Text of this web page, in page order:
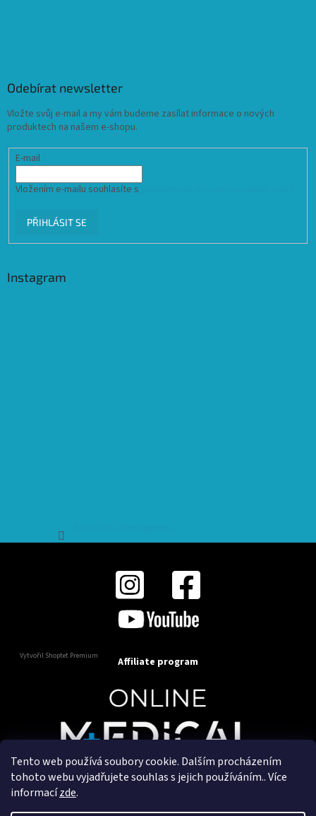
Tento web používá soubory cookie. Dalším procházením
tohoto webu vyjadřujete souhlas s jejich používáním.. Více
informacízde.
Odebírat newsletter
Vložte svůj e-mail a my vám budeme zasílat informace o nových
produktech na našem e-shopu.
E-mail
Vložením e-mailu souhlasíte s
PŘIHLÁSIT SE
Instagram
Vytvořil Shoptet Premium Affiliate program
Copyright 2025OnlineMedical.cz. Všechna práva
Vytvořil a marketingově zajišťuje